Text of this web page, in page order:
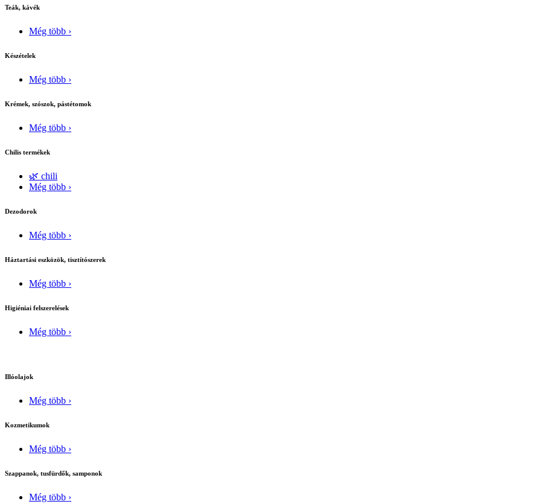
Teák, kávék
Még több ›
Készételek
Még több ›
Krémek, szószok, pástétomok
Még több ›
Chilis termékek
🌿 chili
Még több ›
Dezodorok
Még több ›
Háztartási eszközök, tisztítószerek
Még több ›
Higiéniai felszerelések
Még több ›
Illóolajok
Még több ›
Kozmetikumok
Még több ›
Szappanok, tusfürdők, samponok
Még több ›